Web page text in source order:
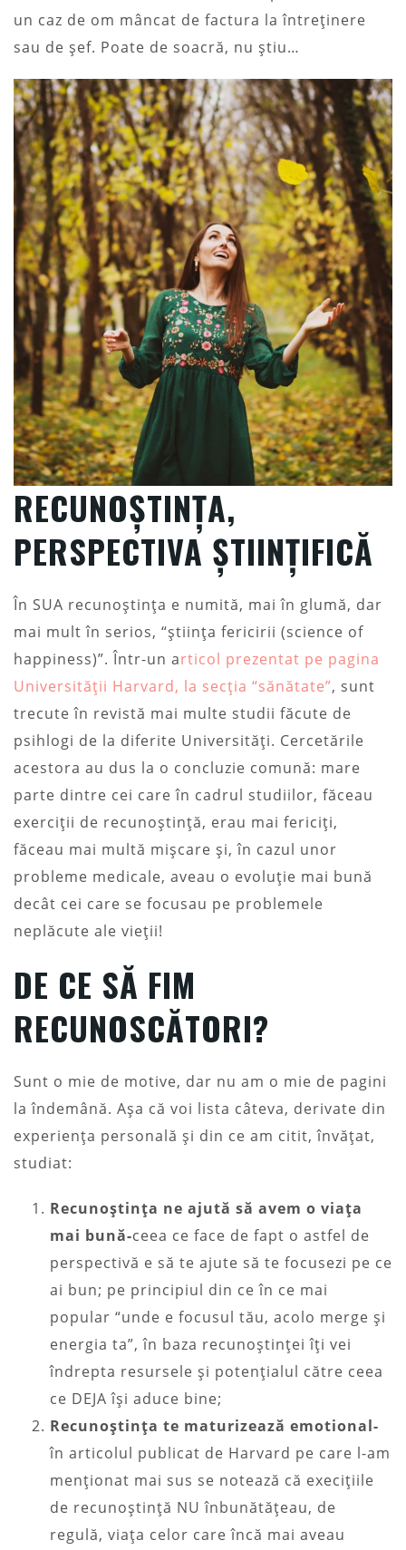
un caz de om mâncat de factura la întreținere
sau de șef. Poate de soacră, nu știu…
RECUNOȘTINȚA,
PERSPECTIVA ȘTIINȚIFICĂ
În SUA recunoștința e numită, mai în glumă, dar
mai mult în serios, “știința fericirii (science of
happiness)”. Într-un articol prezentat pe pagina
Universității Harvard, la secția “sănătate”, sunt
trecute în revistă mai multe studii făcute de
psihlogi de la diferite Universități. Cercetările
acestora au dus la o concluzie comună: mare
parte dintre cei care în cadrul studiilor, făceau
exerciții de recunoștință, erau mai fericiți,
făceau mai multă mișcare și, în cazul unor
probleme medicale, aveau o evoluție mai bună
decât cei care se focusau pe problemele
neplăcute ale vieții!
DE CE SĂ FIM
RECUNOSCĂTORI?
Sunt o mie de motive, dar nu am o mie de pagini
la îndemână. Așa că voi lista câteva, derivate din
experiența personală și din ce am citit, învățat,
studiat:
Recunoștința ne ajută să avem o viața
mai bună-ceea ce face de fapt o astfel de
perspectivă e să te ajute să te focusezi pe ce
ai bun; pe principiul din ce în ce mai
popular “unde e focusul tău, acolo merge și
energia ta”, în baza recunoștinței îți vei
îndrepta resursele și potențialul către ceea
ce DEJA își aduce bine;
Recunoștința te maturizează emotional-
în articolul publicat de Harvard pe care l-am
menționat mai sus se notează că execițiile
de recunoștință NU înbunătățeau, de
regulă, viața celor care încă mai aveau